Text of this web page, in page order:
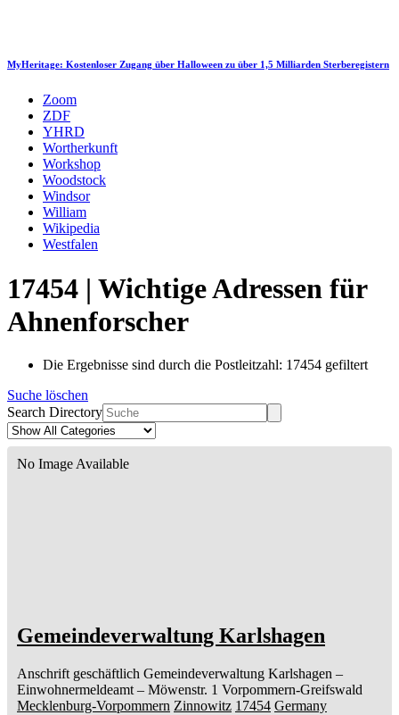
MyHeritage: Kostenloser Zugang über Halloween zu über 1,5 Milliarden Sterberegistern
Zoom
ZDF
YHRD
Wortherkunft
Workshop
Woodstock
Windsor
William
Wikipedia
Westfalen
17454 | Wichtige Adressen für
Ahnenforscher
Die Ergebnisse sind durch die Postleitzahl: 17454 gefiltert
Suche löschen
Search Directory
No Image Available
Gemeindeverwaltung Karlshagen
Anschrift geschäftlich Gemeindeverwaltung Karlshagen –
Einwohnermeldeamt – Möwenstr. 1 Vorpommern-Greifswald
Mecklenburg-Vorpommern Zinnowitz 17454 Germany